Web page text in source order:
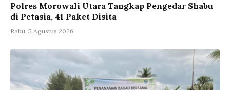
Polres Morowali Utara Tangkap Pengedar Shabu
di Petasia, 41 Paket Disita
Rabu, 5 Agustus 2026